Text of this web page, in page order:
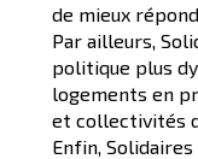
de mieux
Par ailleurs,
politique plus
logements en
et collectivités
Enfin,